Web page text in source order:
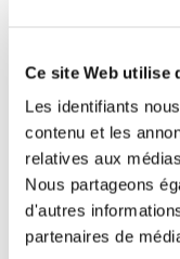
Ce site Web utilise
Les identifiants
contenu et les
relatives aux
Nous partageons
d'autres
partenaires de
the
Drag the
front
que j'